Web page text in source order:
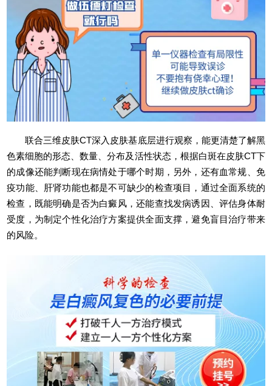
联合三维皮肤CT深入皮肤基底层进行观察，能更清楚了解黑
色素细胞的形态、数量、分布及活性状态，根据白斑在皮肤CT下
的成像还能判断现在病情处于哪个时期，另外，还有血常规、免
疫功能、肝肾功能也都是不可缺少的检查项目，通过全面系统的
检查，既能明确是否为白癜风，还能查找发病诱因、评估身体耐
受度，为制定个性化治疗方案提供全面支撑，避免盲目治疗带来
的风险。